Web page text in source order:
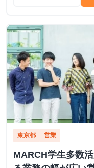
東京都 営業
MARCH学生多数